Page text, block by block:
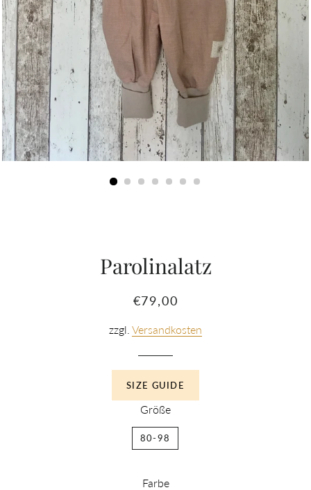
Parolinalatz
Normaler
Sonderpreis
€79,00
zzgl. Versandkosten
SIZE GUIDE
Größe
80-98
Farbe